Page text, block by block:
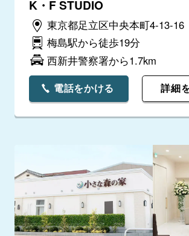
K・F STUDIO
東京都足立区中央本町4-13-16
梅島駅から徒歩19分
西新井警察署から1.7km
電話をかける 詳細